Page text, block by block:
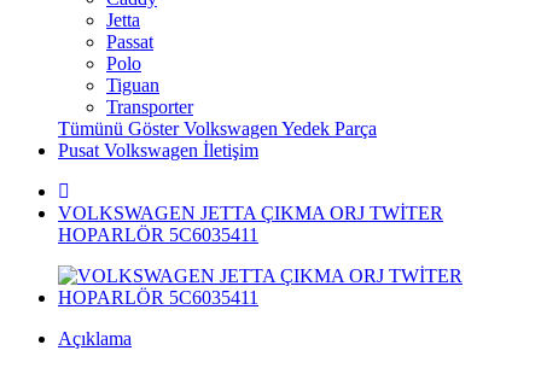
Jetta
Passat
Polo
Tiguan
Transporter
Tümünü Göster Volkswagen Yedek Parça
Pusat Volkswagen İletişim
VOLKSWAGEN JETTA ÇIKMA ORJ TWİTER
HOPARLÖR 5C6035411
Açıklama